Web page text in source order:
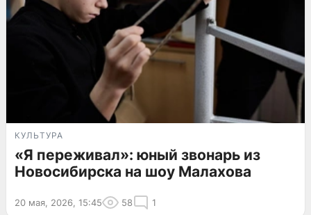
КУЛЬТУРА
«Я переживал»: юный звонарь из
Новосибирска на шоу Малахова
20 мая, 2026, 15:45 58 1